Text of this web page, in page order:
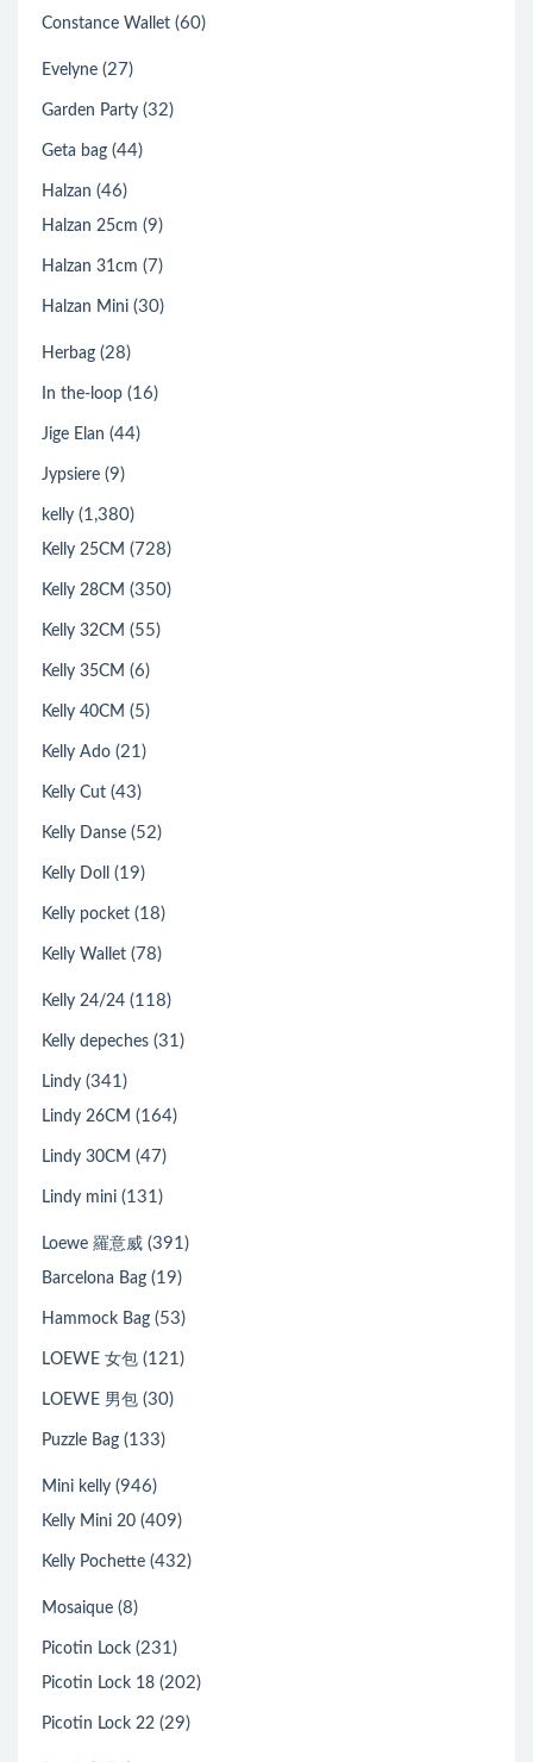
Constance Wallet (60)
Evelyne (27)
Garden Party (32)
Geta bag (44)
Halzan (46)
Halzan 25cm (9)
Halzan 31cm (7)
Halzan Mini (30)
Herbag (28)
In the-loop (16)
Jige Elan (44)
Jypsiere (9)
kelly (1,380)
Kelly 25CM (728)
Kelly 28CM (350)
Kelly 32CM (55)
Kelly 35CM (6)
Kelly 40CM (5)
Kelly Ado (21)
Kelly Cut (43)
Kelly Danse (52)
Kelly Doll (19)
Kelly pocket (18)
Kelly Wallet (78)
Kelly 24/24 (118)
Kelly depeches (31)
Lindy (341)
Lindy 26CM (164)
Lindy 30CM (47)
Lindy mini (131)
Loewe 羅意威 (391)
Barcelona Bag (19)
Hammock Bag (53)
LOEWE 女包 (121)
LOEWE 男包 (30)
Puzzle Bag (133)
Mini kelly (946)
Kelly Mini 20 (409)
Kelly Pochette (432)
Mosaique (8)
Picotin Lock (231)
Picotin Lock 18 (202)
Picotin Lock 22 (29)